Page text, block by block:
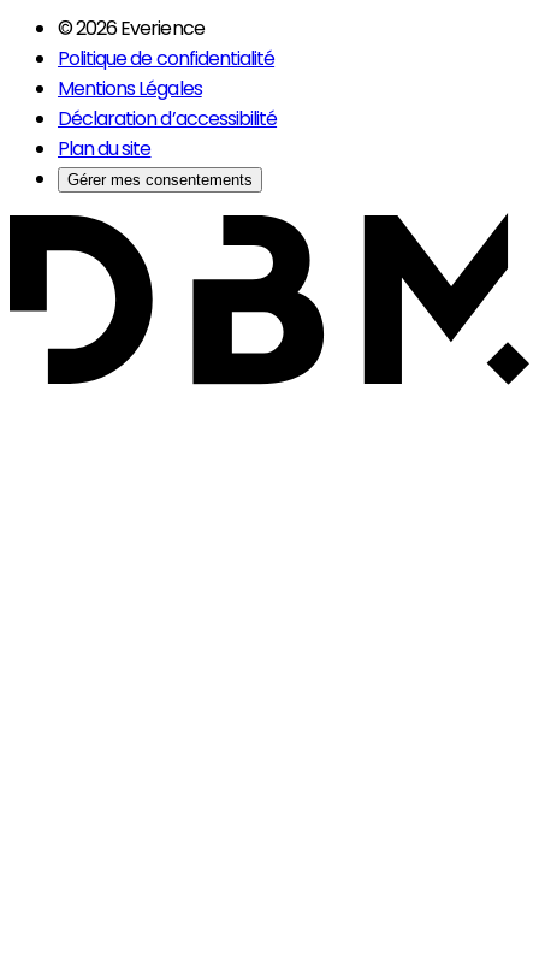
© 2026 Everience
Politique de confidentialité
Mentions Légales
Déclaration d’accessibilité
Plan du site
Gérer mes consentements